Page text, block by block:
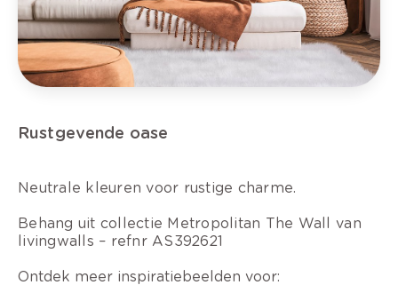
Rustgevende oase
Neutrale kleuren voor rustige charme.
Behang uit collectie Metropolitan The Wall van
livingwalls – refnr AS392621
Ontdek meer inspiratiebeelden voor: